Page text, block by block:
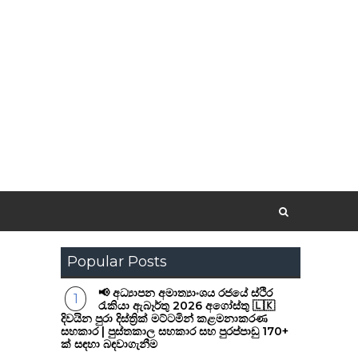
Popular Posts
📢 අධ්‍යාපන අමාත්‍යාංශය රජයේ ස්ථිර
රැකියා ඇබෑර්තු 2026 අගෝස්තු 🇱🇰
දිවයින පුරා දිස්ත්‍රික් මට්ටමින් කළමනාකරණ
සහකාර | පුස්තකාල සහකාර සහ පුරප්පාඩු 170+
ක් සඳහා බඳවාගැනීම